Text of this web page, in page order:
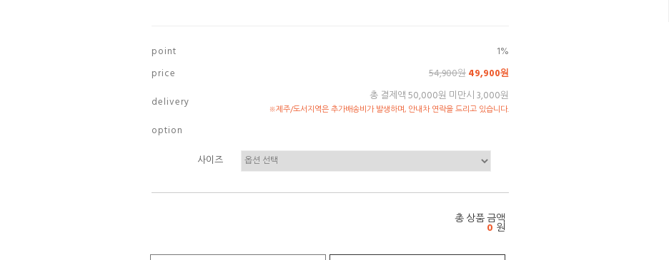
p o i n t
1%
p r i c e
54,900원49,900원
d e l i v e r y
총 결제액 50,000원 미만시 3,000원
※제주/도서지역은 추가배송비가 발생하며, 안내차 연락을 드리고 있습니다.
o p t i o n
사이즈
총 상품 금액
0 원